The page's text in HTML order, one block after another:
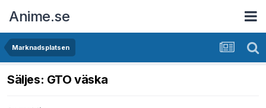
Anime.se
Marknadsplatsen
Säljes: GTO väska